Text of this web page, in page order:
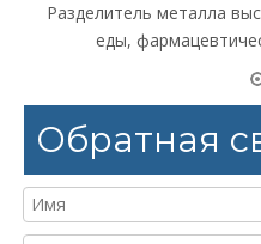
Разделитель металла
еды,
Обратная